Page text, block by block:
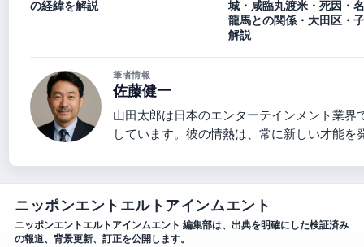
の経緯を解説
城・咸臨丸渡米・死因・
龍馬との関係・大田区・
解説
筆者情報
佐藤健一
山田太郎は日本のエンターテインメント業
しています。彼の情熱は、常に新しい才能を
ニッポンエントエルトアインムエント
ニッポンエントエルトアインムエント 編集部は、出典を明確にした検証済み
の報道、背景更新、訂正を公開します。